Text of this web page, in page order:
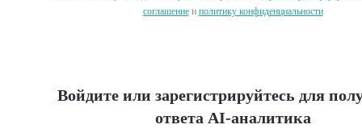
соглашениеи политику конфиденциальности
Войдите или зарегистрируйтесь для
ответа AI-аналитика